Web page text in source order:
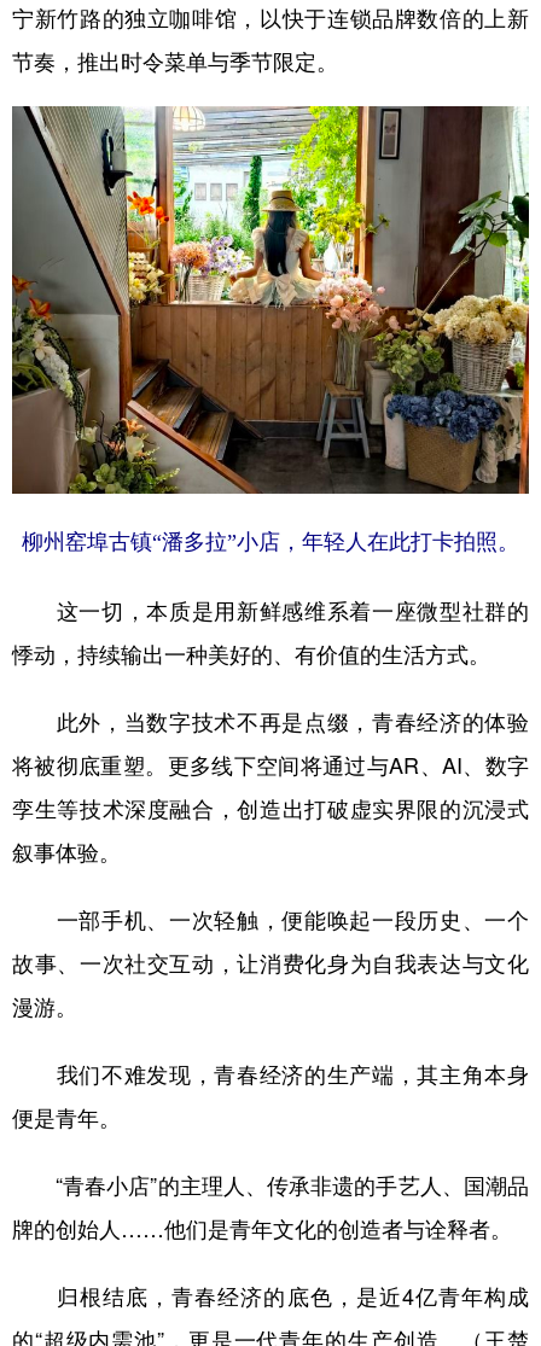
宁新竹路的独立咖啡馆，以快于连锁品牌数倍的上新
节奏，推出时令菜单与季节限定。
柳州窑埠古镇“潘多拉”小店，年轻人在此打卡拍照。
这一切，本质是用新鲜感维系着一座微型社群的
悸动，持续输出一种美好的、有价值的生活方式。
此外，当数字技术不再是点缀，青春经济的体验
将被彻底重塑。更多线下空间将通过与AR、AI、数字
孪生等技术深度融合，创造出打破虚实界限的沉浸式
叙事体验。
一部手机、一次轻触，便能唤起一段历史、一个
故事、一次社交互动，让消费化身为自我表达与文化
漫游。
我们不难发现，青春经济的生产端，其主角本身
便是青年。
“青春小店”的主理人、传承非遗的手艺人、国潮品
牌的创始人……他们是青年文化的创造者与诠释者。
归根结底，青春经济的底色，是近4亿青年构成
的“超级内需池”，更是一代青年的生产创造。（王楚